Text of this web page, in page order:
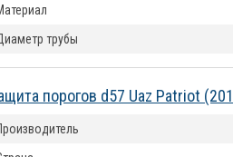
трубы
порогов d57 Uaz Patriot